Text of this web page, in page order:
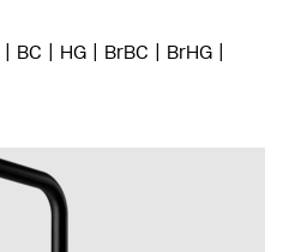
BC HG BrBC
BrHG